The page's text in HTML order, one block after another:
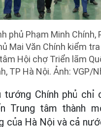
phủ Phạm Minh Chính,
Mai Văn Chính kiểm
Hội chợ Triển lãm
TP Hà Nội. Ảnh: VGP/
tướng Chính phủ chỉ
Trung tâm thành
của Hà Nội và cả